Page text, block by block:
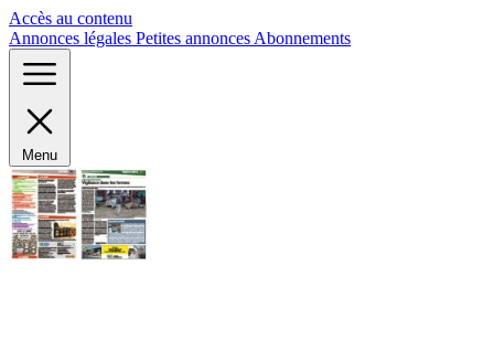
Accès au contenu
Annonces légales Petites annonces Abonnements
Menu
Panneau de gestion des cookies